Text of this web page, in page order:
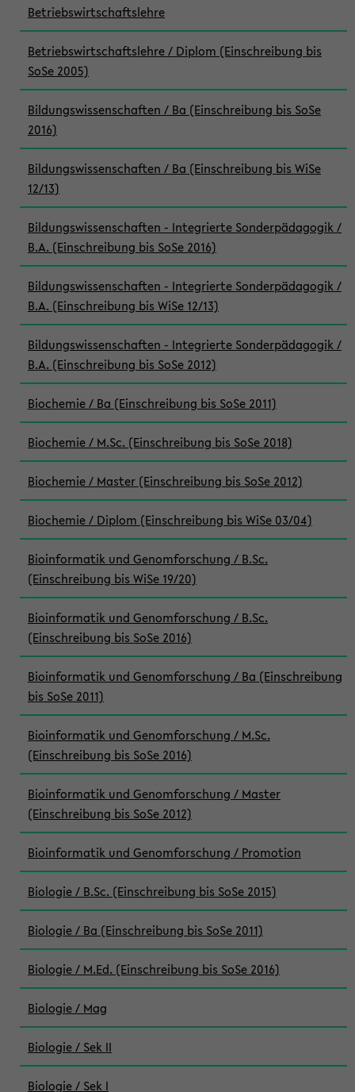
Betriebswirtschaftslehre
Betriebswirtschaftslehre / Diplom (Einschreibung bis
SoSe 2005)
Bildungswissenschaften / Ba (Einschreibung bis SoSe
2016)
Bildungswissenschaften / Ba (Einschreibung bis WiSe
12/13)
Bildungswissenschaften - Integrierte Sonderpädagogik /
B.A. (Einschreibung bis SoSe 2016)
Bildungswissenschaften - Integrierte Sonderpädagogik /
B.A. (Einschreibung bis WiSe 12/13)
Bildungswissenschaften - Integrierte Sonderpädagogik /
B.A. (Einschreibung bis SoSe 2012)
Biochemie / Ba (Einschreibung bis SoSe 2011)
Biochemie / M.Sc. (Einschreibung bis SoSe 2018)
Biochemie / Master (Einschreibung bis SoSe 2012)
Biochemie / Diplom (Einschreibung bis WiSe 03/04)
Bioinformatik und Genomforschung / B.Sc.
(Einschreibung bis WiSe 19/20)
Bioinformatik und Genomforschung / B.Sc.
(Einschreibung bis SoSe 2016)
Bioinformatik und Genomforschung / Ba (Einschreibung
bis SoSe 2011)
Bioinformatik und Genomforschung / M.Sc.
(Einschreibung bis SoSe 2016)
Bioinformatik und Genomforschung / Master
(Einschreibung bis SoSe 2012)
Bioinformatik und Genomforschung / Promotion
Biologie / B.Sc. (Einschreibung bis SoSe 2015)
Biologie / Ba (Einschreibung bis SoSe 2011)
Biologie / M.Ed. (Einschreibung bis SoSe 2016)
Biologie / Mag
Biologie / Sek II
Biologie / Sek I